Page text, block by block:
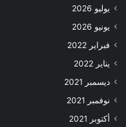
يوليو 2026
يونيو 2026
فبراير 2022
يناير 2022
ديسمبر 2021
نوفمبر 2021
أكتوبر 2021